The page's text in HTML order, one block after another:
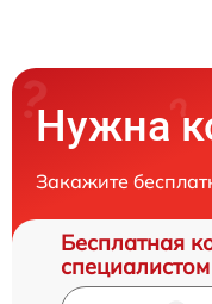
Нужна
Закажите
Бесплатная
специалистом